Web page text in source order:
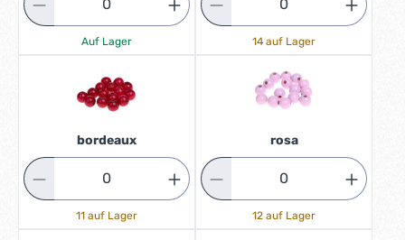
Auf Lager 14 auf Lager
bordeaux
11 auf Lager
rosa
12 auf Lager